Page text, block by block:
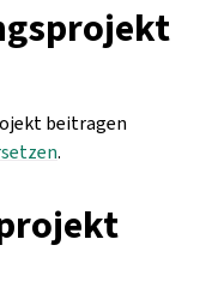
beitragen
.